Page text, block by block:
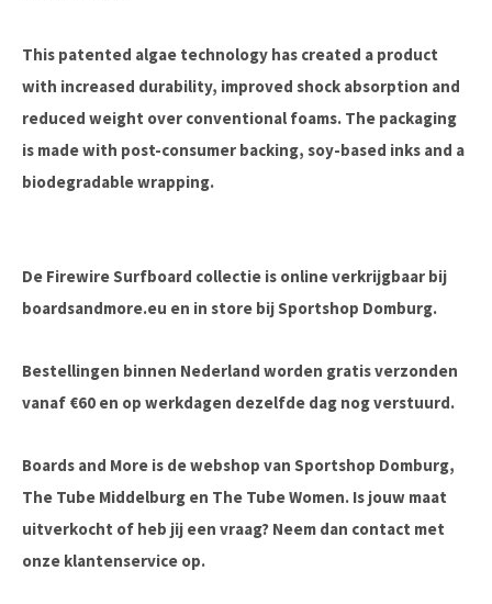
This patented algae technology has created a product
with increased durability, improved shock absorption and
reduced weight over conventional foams. The packaging
is made with post-consumer backing, soy-based inks and a
biodegradable wrapping.
De Firewire Surfboard collectie is online verkrijgbaar bij
boardsandmore.eu en in store bij Sportshop Domburg.
Bestellingen binnen Nederland worden gratis verzonden
vanaf €60 en op werkdagen dezelfde dag nog verstuurd.
Boards and More is de webshop van Sportshop Domburg,
The Tube Middelburg en The Tube Women. Is jouw maat
uitverkocht of heb jij een vraag? Neem dan contact met
onze klantenservice op.